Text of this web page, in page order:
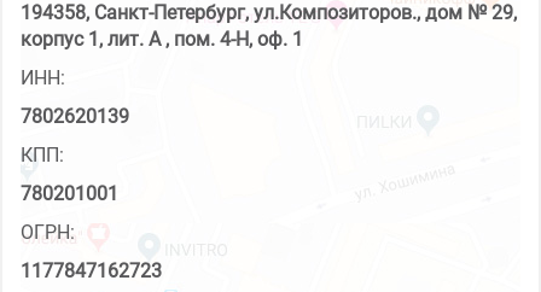
194358, Санкт-Петербург, ул.Композиторов., дом № 29,
корпус 1, лит. А , пом. 4-Н, оф. 1
ИНН:
7802620139
КПП:
780201001
ОГРН:
1177847162723